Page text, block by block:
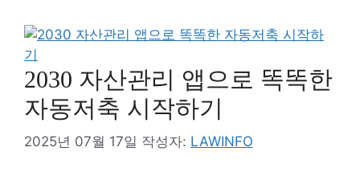
2030 자산관리 앱으로 똑똑한
자동저축 시작하기
2025년 07월 17일 작성자: LAWINFO